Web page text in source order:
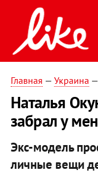
Главная — Украина —
Наталья
забрал у
Экс-модель
личные вещи